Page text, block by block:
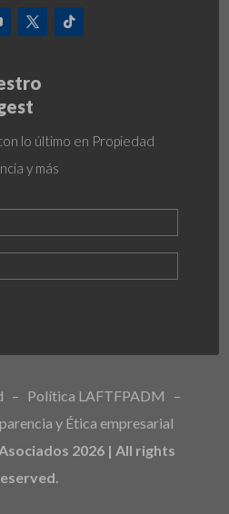
lo último en Propiedad
y más
– Política LAFTFPADM
–
y Ética empresarial
2026 | All rights